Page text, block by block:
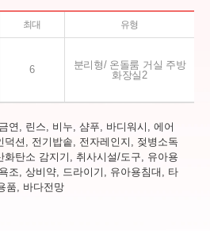
최대 유형
6
분리형/ 온돌룸 거실 주방
화장실2
연, 린스, 비누, 샴푸, 바디워시, 에어
션, 전기밥솥, 전자레인지, 젖병소독
탄소 감지기, 취사시설/도구, 유아용
조, 상비약, 드라이기, 유아용침대, 타
품, 바다전망